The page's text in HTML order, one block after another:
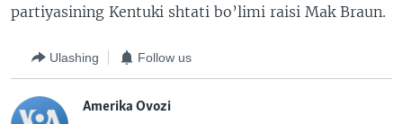
partiyasining Kentuki shtati bo’limi raisi Mak Braun.
Ulashing Follow us
Amerika Ovozi